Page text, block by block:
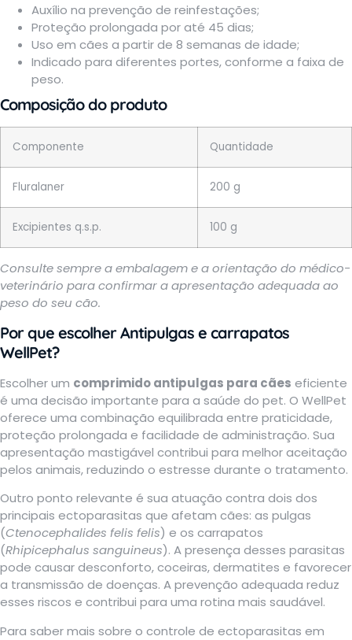
Auxílio na prevenção de reinfestações;
Proteção prolongada por até 45 dias;
Uso em cães a partir de 8 semanas de idade;
Indicado para diferentes portes, conforme a faixa de
peso.
Composição do produto
Componente Quantidade
Fluralaner 200 g
Excipientes q.s.p. 100 g
Consulte sempre a embalagem e a orientação do médico-
veterinário para confirmar a apresentação adequada ao
peso do seu cão.
Por que escolherAntipulgas e carrapatos
WellPet?
Escolher um comprimido antipulgas para cães eficiente
é uma decisão importante para a saúde do pet. O WellPet
oferece uma combinação equilibrada entre praticidade,
proteção prolongada e facilidade de administração. Sua
apresentação mastigável contribui para melhor aceitação
pelos animais, reduzindo o estresse durante o tratamento.
Outro ponto relevante é sua atuação contra dois dos
principais ectoparasitas que afetam cães: as pulgas
(Ctenocephalides felis felis) e os carrapatos
(Rhipicephalus sanguineus). A presença desses parasitas
pode causar desconforto, coceiras, dermatites e favorecer
a transmissão de doenças. A prevenção adequada reduz
esses riscos e contribui para uma rotina mais saudável.
Para saber mais sobre o controle de ectoparasitas em